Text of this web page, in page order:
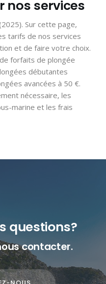
nos services
Sur cette page,
tarifs de nos services
et de faire votre choix.
forfaits de plongée
débutantes
avancées à 50 €.
nécessaire, les
marine et les frais
questions?
contacter.